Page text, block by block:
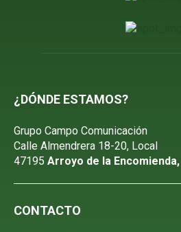
¿DÓNDE ESTAMOS?
Grupo Campo Comunicación
Calle Almendrera 18-20, Local
47195 Arroyo de la
CONTACTO